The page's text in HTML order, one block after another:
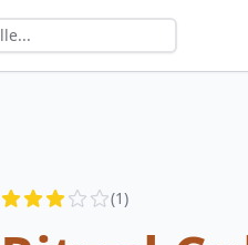
Reviews (1)